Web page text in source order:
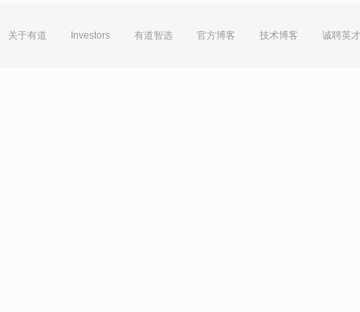
关于有道 Investors 有道智选 官方博客 技术博客 诚聘英才